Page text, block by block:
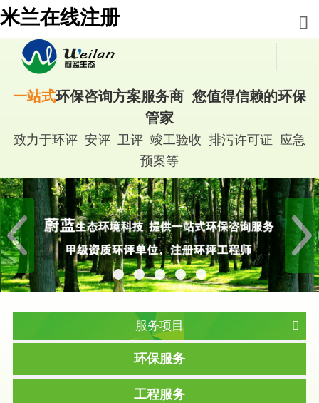
米兰在线注册
一站式环保咨询方案服务商 您值得信赖的环保
管家
致力于环评 安评 卫评 竣工验收 排污许可证 应急
预案等
服务项目
环保服务
工程服务